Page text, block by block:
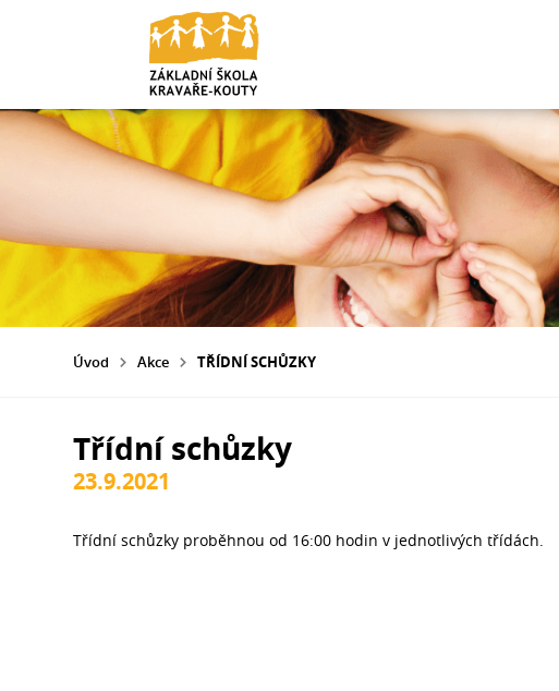
Úvod Akce TŘÍDNÍ SCHŮZKY
Třídní schůzky
23.9.2021
Třídní schůzky proběhnou od 16:00 hodin v jednotlivých třídách.